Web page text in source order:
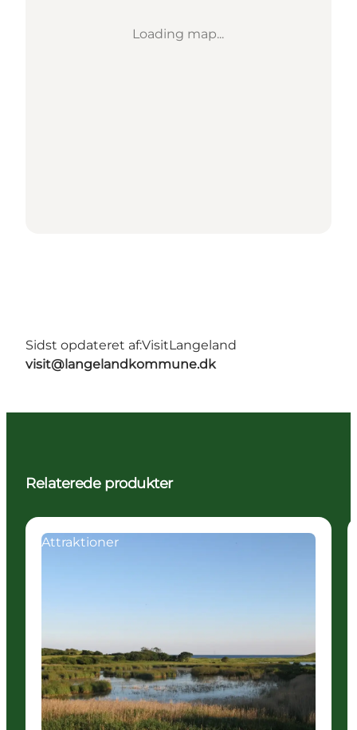
Loading map...
Sidst opdateret af:VisitLangeland
visit@langelandkommune.dk
Relaterede produkter
Attraktioner